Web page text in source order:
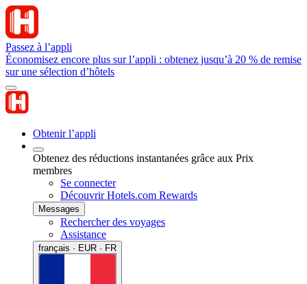
Passez à l’appli
Économisez encore plus sur l’appli : obtenez jusqu’à 20 % de remise
sur une sélection d’hôtels
Obtenir l’appli
Obtenez des réductions instantanées grâce aux Prix
membres
Se connecter
Découvrir Hotels.com Rewards
Messages
Rechercher des voyages
Assistance
français · EUR · FR